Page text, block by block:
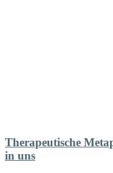
Therapeutische
in uns